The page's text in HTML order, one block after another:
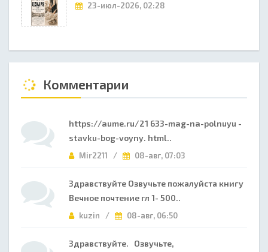
23-июл-2026, 02:28
Комментарии
https://aume.ru/21 633-mag-na-polnuyu -
stavku-bog-voyny. html..
Mir2211 / 08-авг, 07:03
Здравствуйте Озвучьте пожалуйста книгу
Вечное почтение гл 1- 500..
kuzin / 08-авг, 06:50
Здравствуйте. Озвучьте,